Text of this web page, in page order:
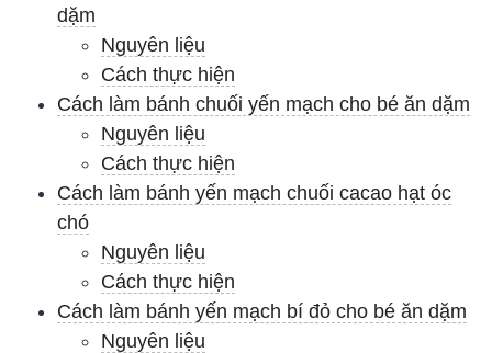
dặm
Nguyên liệu
Cách thực hiện
Cách làm bánh chuối yến mạch cho bé ăn dặm
Nguyên liệu
Cách thực hiện
Cách làm bánh yến mạch chuối cacao hạt óc
chó
Nguyên liệu
Cách thực hiện
Cách làm bánh yến mạch bí đỏ cho bé ăn dặm
Nguyên liệu